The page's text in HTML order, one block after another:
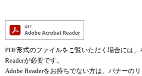
PDF形式のファイルをご覧いただく場合には
Readerが必要です。
Adobe Readerをお持ちでない方は、バナーの